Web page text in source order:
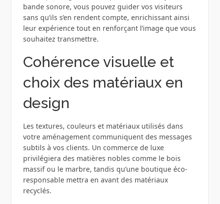
bande sonore, vous pouvez guider vos visiteurs
sans qu’ils s’en rendent compte, enrichissant ainsi
leur expérience tout en renforçant l’image que vous
souhaitez transmettre.
Cohérence visuelle et
choix des matériaux en
design
Les textures, couleurs et matériaux utilisés dans
votre aménagement communiquent des messages
subtils à vos clients. Un commerce de luxe
privilégiera des matières nobles comme le bois
massif ou le marbre, tandis qu’une boutique éco-
responsable mettra en avant des matériaux
recyclés.